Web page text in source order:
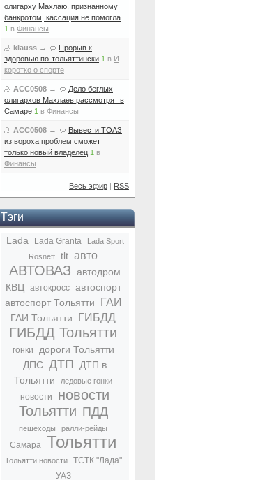
олигарху Махлаю, признанному
банкротом, кассация не помогла
1 в Финансы
klauss →
Прорыв к
здоровью по-тольяттински 1 в И
коротко о спорте
ACC0508 →
Дело беглых
олигархов Махлаев рассмотрят в
Самаре 1 в Финансы
ACC0508 →
Вывести ТОАЗ
из вороха проблем сможет
только новый владелец 1 в
Финансы
Весь эфир | RSS
Тэги
Lada Lada Granta
Lada Sport
Rosneft
tlt авто
АВТОВАЗ автодром
КВЦ
автокросс
автоспорт
автоспорт Тольятти
ГАИ
ГАИ Тольятти ГИБДД
ГИБДД Тольятти
гонки
дороги Тольятти
ДПС ДТП
ДТП в
Тольятти
ледовые гонки
новости
новости
Тольятти ПДД
пешеходы ралли-рейды
Самара Тольятти
Тольятти новости
ТСТК "Лада"
УАЗ